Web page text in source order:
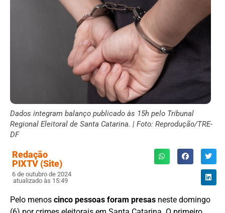
Dados integram balanço publicado às 15h pelo Tribunal
Regional Eleitoral de Santa Catarina. | Foto: Reprodução/TRE-
DF
Redação
PIXTV (Site)
6 de outubro de 2024
atualizado às 15:49
Pelo menos cinco pessoas foram presas neste domingo